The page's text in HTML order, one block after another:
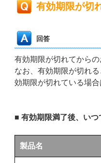
有効期限が切
回答
有効期限が切れてから
なお、有効期限が切れ
効期限が切れている場
■ 有効期限満了後、い
製品名